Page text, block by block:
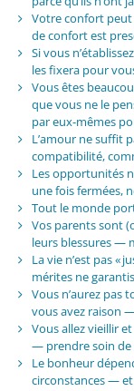
Votre confort
de confort est
Si vous
les fixera pour
Vous êtes
que vous ne le
par eux-mêmes
L’amour ne suffit
compatibilité,
Les opportunités
une fois fermées,
Tout le monde
Vos parents sont
leurs blessures —
La vie n’est pas «
mérites ne
Vous n’aurez pas
vous avez raison
Vous allez vieillir
— prendre soin de
Le bonheur
circonstances —